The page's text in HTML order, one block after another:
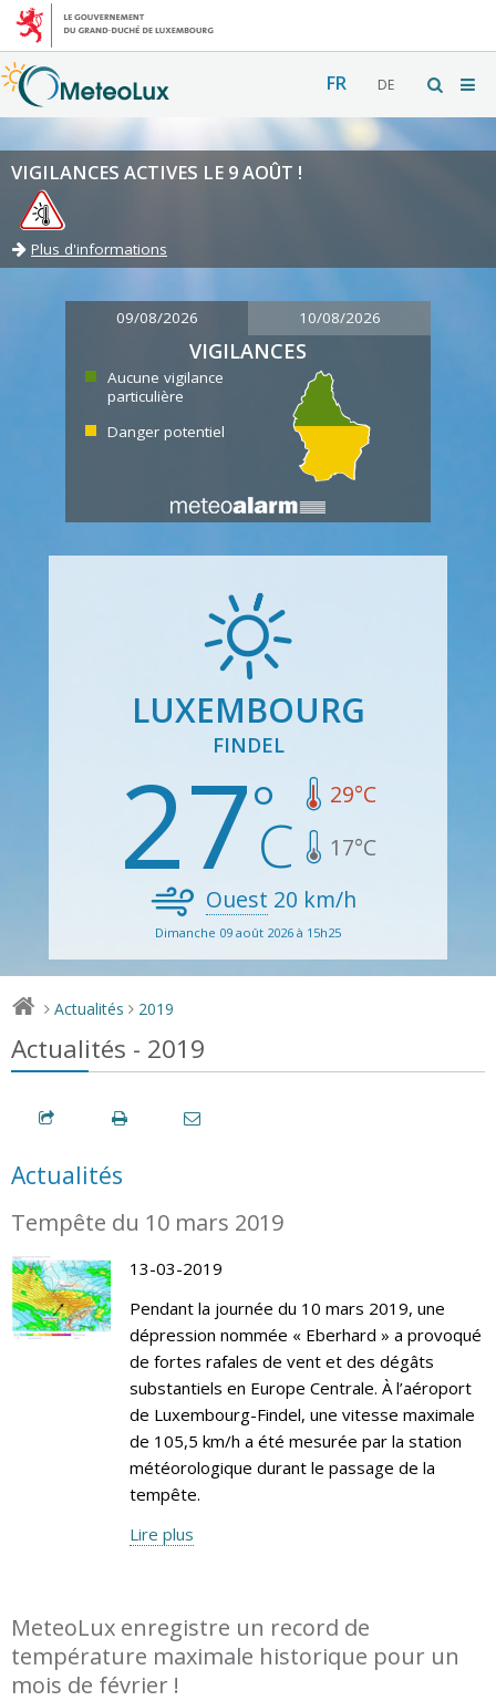
FR DE
VIGILANCES ACTIVES LE 9 AOÛT !
Plus d'informations
09/08/2026 10/08/2026
VIGILANCES
Aucune vigilance
particulière
Danger potentiel
LUXEMBOURG
FINDEL
27 29°C
17°C
Ouest 20 km/h
Dimanche 09 août 2026 à 15h25
> Actualités > 2019
Actualités - 2019
Actualités
Tempête du 10 mars 2019
13-03-2019
Pendant la journée du 10 mars 2019, une
dépression nommée « Eberhard » a provoqué
de fortes rafales de vent et des dégâts
substantiels en Europe Centrale. À l’aéroport
de Luxembourg-Findel, une vitesse maximale
de 105,5 km/h a été mesurée par la station
météorologique durant le passage de la
tempête.
Lire plus
MeteoLux enregistre un record de
température maximale historique pour un
mois de février !